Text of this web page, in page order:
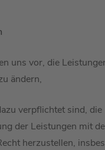
uns vor, die
ändern,
verpflichtet sind, die
der Leistungen mit
herzustellen,